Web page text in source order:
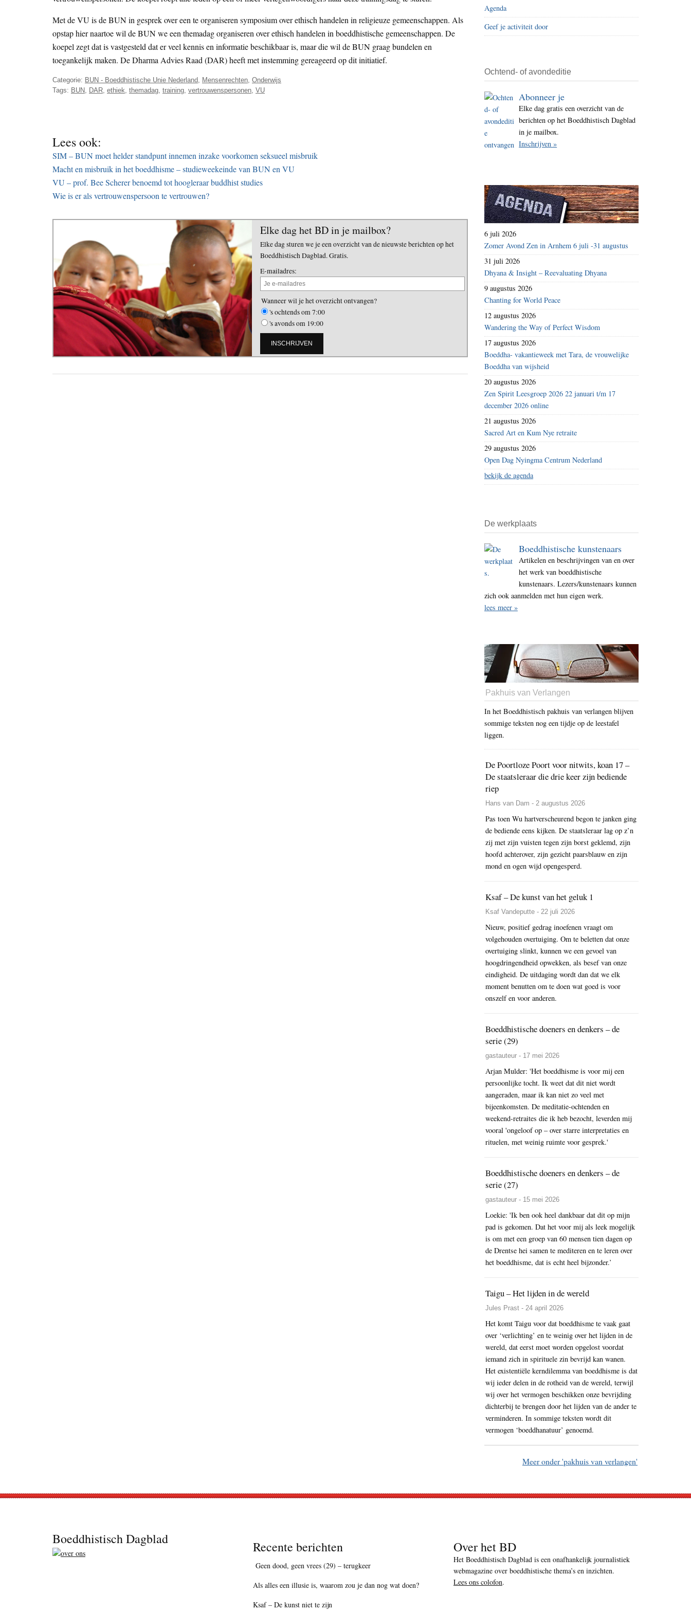
i
t
e
Met de VU is de BUN in gesprek over een te organiseren symposium over ethisch handelen in religieuze gemeenschappen. Als
opstap hier naartoe wil de BUN we een themadag organiseren over ethisch handelen in boeddhistische gemeenschappen. De
koepel zegt dat is vastgesteld dat er veel kennis en informatie beschikbaar is, maar die wil de BUN graag bundelen en
toegankelijk maken. De Dharma Advies Raad (DAR) heeft met instemming gereageerd op dit initiatief.
Categorie: BUN - Boeddhistische Unie Nederland, Mensenrechten, Onderwijs
Tags: BUN, DAR, ethiek, themadag, training, vertrouwenspersonen, VU
Lees ook:
SIM – BUN moet helder standpunt innemen inzake voorkomen seksueel misbruik
Macht en misbruik in het boeddhisme – studieweekeinde van BUN en VU
VU – prof. Bee Scherer benoemd tot hoogleraar buddhist studies
Wie is er als vertrouwenspersoon te vertrouwen?
Elke dag het BD in je mailbox?
Elke dag sturen we je een overzicht van de nieuwste berichten op het
Boeddhistisch Dagblad. Gratis.
E-mailadres:
Wanneer wil je het overzicht ontvangen?
's ochtends om 7:00
's avonds om 19:00
Agenda
Geef je activiteit door
Ochtend- of avondeditie
Abonneer je
Elke dag gratis een overzicht van de
berichten op het Boeddhistisch Dagblad
in je mailbox.
Inschrijven »
6 juli 2026
Zomer Avond Zen in Arnhem 6 juli -31 augustus
31 juli 2026
Dhyana & Insight – Reevaluating Dhyana
9 augustus 2026
Chanting for World Peace
12 augustus 2026
Wandering the Way of Perfect Wisdom
17 augustus 2026
Boeddha- vakantieweek met Tara, de vrouwelijke
Boeddha van wijsheid
20 augustus 2026
Zen Spirit Leesgroep 2026 22 januari t/m 17
december 2026 online
21 augustus 2026
Sacred Art en Kum Nye retraite
29 augustus 2026
Open Dag Nyingma Centrum Nederland
bekijk de agenda
De werkplaats
Boeddhistische kunstenaars
Artikelen en beschrijvingen van en over
het werk van boeddhistische
kunstenaars. Lezers/kunstenaars kunnen
zich ook aanmelden met hun eigen werk.
lees meer »
Pakhuis van Verlangen
In het Boeddhistisch pakhuis van verlangen blijven
sommige teksten nog een tijdje op de leestafel
liggen.
De Poortloze Poort voor nitwits, koan 17 –
De staatsleraar die drie keer zijn bediende
riep
Hans van Dam - 2 augustus 2026
Pas toen Wu hartverscheurend begon te janken ging
de bediende eens kijken. De staatsleraar lag op z’n
zij met zijn vuisten tegen zijn borst geklemd, zijn
hoofd achterover, zijn gezicht paarsblauw en zijn
mond en ogen wijd opengesperd.
Ksaf – De kunst van het geluk 1
Ksaf Vandeputte - 22 juli 2026
Nieuw, positief gedrag inoefenen vraagt om
volgehouden overtuiging. Om te beletten dat onze
overtuiging slinkt, kunnen we een gevoel van
hoogdringendheid opwekken, als besef van onze
eindigheid. De uitdaging wordt dan dat we elk
moment benutten om te doen wat goed is voor
onszelf en voor anderen.
Boeddhistische doeners en denkers – de
serie (29)
gastauteur - 17 mei 2026
Arjan Mulder: 'Het boeddhisme is voor mij een
persoonlijke tocht. Ik weet dat dit niet wordt
aangeraden, maar ik kan niet zo veel met
bijeenkomsten. De meditatie-ochtenden en
weekend-retraites die ik heb bezocht, leverden mij
vooral 'ongeloof op – over starre interpretaties en
rituelen, met weinig ruimte voor gesprek.'
Boeddhistische doeners en denkers – de
serie (27)
gastauteur - 15 mei 2026
Loekie: 'Ik ben ook heel dankbaar dat dit op mijn
pad is gekomen. Dat het voor mij als leek mogelijk
is om met een groep van 60 mensen tien dagen op
de Drentse hei samen te mediteren en te leren over
het boeddhisme, dat is echt heel bijzonder.’
Taigu – Het lijden in de wereld
Jules Prast - 24 april 2026
Het komt Taigu voor dat boeddhisme te vaak gaat
over ‘verlichting’ en te weinig over het lijden in de
wereld, dat eerst moet worden opgelost voordat
iemand zich in spirituele zin bevrijd kan wanen.
Het existentiële kerndilemma van boeddhisme is dat
wij ieder delen in de rotheid van de wereld, terwijl
wij over het vermogen beschikken onze bevrijding
dichterbij te brengen door het lijden van de ander te
verminderen. In sommige teksten wordt dit
vermogen ‘boeddhanatuur’ genoemd.
Meer onder 'pakhuis van verlangen'
Boeddhistisch Dagblad Recente berichten
Geen dood, geen vrees (29) – terugkeer
Als alles een illusie is, waarom zou je dan nog wat doen?
Ksaf – De kunst niet te zijn
Over het BD
Het Boeddhistisch Dagblad is een onafhankelijk journalistiek
webmagazine over boeddhistische thema’s en inzichten.
Lees ons colofon.